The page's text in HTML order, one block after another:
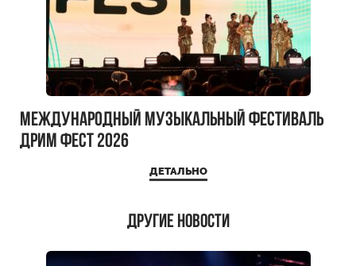
Международный музыкальный фестиваль
ДРИМ ФЕСТ 2026
ДЕТАЛЬНО
Другие новости